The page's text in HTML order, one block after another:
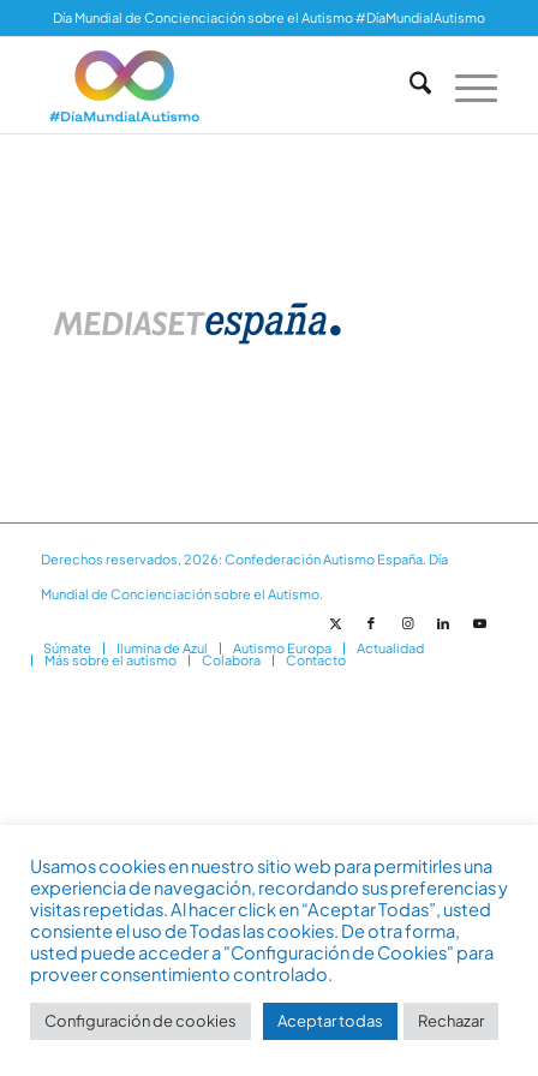
Día Mundial de Concienciación sobre el Autismo #DíaMundialAutismo
Derechos reservados, 2026: Confederación Autismo España. Día
Mundial de Concienciación sobre el Autismo.
Súmate Ilumina de Azul Autismo Europa Actualidad
Más sobre el autismo Colabora Contacto
Usamos cookies en nuestro sitio web para permitirles una
experiencia de navegación, recordando sus preferencias y
visitas repetidas. Al hacer click en “Aceptar Todas”, usted
consiente el uso de Todas las cookies. De otra forma,
usted puede acceder a "Configuración de Cookies" para
proveer consentimiento controlado.
Configuración de cookies Aceptar todas Rechazar